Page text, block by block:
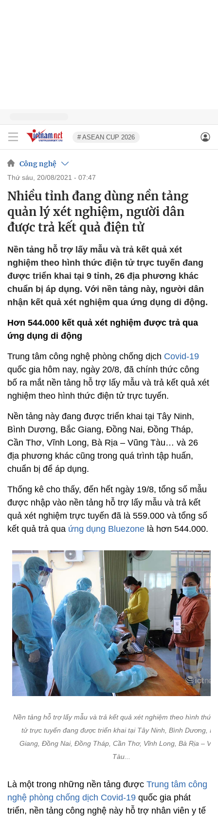
# ASEAN CUP 2026
Công nghệ
thứ sáu, 20/08/2021 - 07:47
Nhiều tỉnh đang dùng nền tảng
quản lý xét nghiệm, người dân
được trả kết quả điện tử
Nền tảng hỗ trợ lấy mẫu và trả kết quả xét
nghiệm theo hình thức điện tử trực tuyến đang
được triển khai tại 9 tỉnh, 26 địa phương khác
chuẩn bị áp dụng. Với nền tảng này, người dân
nhận kết quả xét nghiệm qua ứng dụng di động.
Hơn 544.000 kết quả xét nghiệm được trả qua
ứng dụng di động
Trung tâm công nghệ phòng chống dịch Covid-19
quốc gia hôm nay, ngày 20/8, đã chính thức công
bố ra mắt nền tảng hỗ trợ lấy mẫu và trả kết quả xét
nghiệm theo hình thức điện tử trực tuyến.
Nền tảng này đang được triển khai tại Tây Ninh,
Bình Dương, Bắc Giang, Đồng Nai, Đồng Tháp,
Cần Thơ, Vĩnh Long, Bà Rịa – Vũng Tàu… và 26
địa phương khác cũng trong quá trình tập huấn,
chuẩn bị để áp dụng.
Thống kê cho thấy, đến hết ngày 19/8, tổng số mẫu
được nhập vào nền tảng hỗ trợ lấy mẫu và trả kết
quả xét nghiệm trực tuyến đã là 559.000 và tổng số
kết quả trả qua ứng dụng Bluezone là hơn 544.000.
Nền tảng hỗ trợ lấy mẫu và trả kết quả xét nghiệm theo hình thức
tử trực tuyến đang được triển khai tại Tây Ninh, Bình Dương,
Giang, Đồng Nai, Đồng Tháp, Cần Thơ, Vĩnh Long, Bà Rịa –
Tàu...
Là một trong những nền tảng được Trung tâm công
nghệ phòng chống dịch Covid-19 quốc gia phát
triển, nền tảng công nghệ này hỗ trợ nhân viên y tế